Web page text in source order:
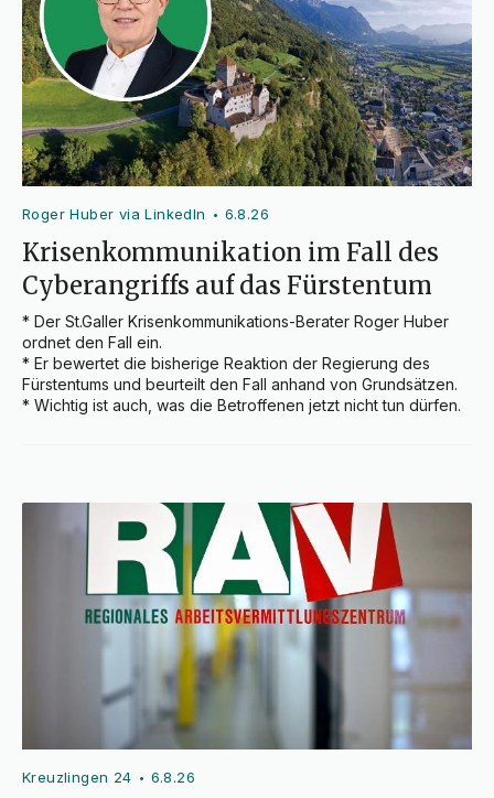
Roger Huber via LinkedIn • 6.8.26
Krisenkommunikation im Fall des
Cyberangriffs auf das Fürstentum
* Der St.Galler Krisenkommunikations-Berater Roger Huber
ordnet den Fall ein.
* Er bewertet die bisherige Reaktion der Regierung des
Fürstentums und beurteilt den Fall anhand von Grundsätzen.
* Wichtig ist auch, was die Betroffenen jetzt nicht tun dürfen.
Kreuzlingen 24 • 6.8.26